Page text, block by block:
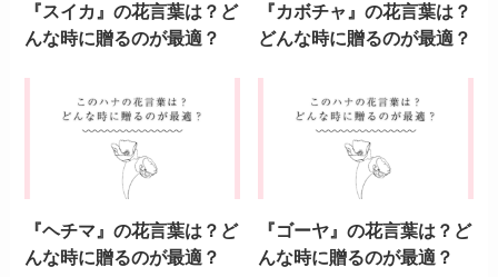
『スイカ』の花言葉は？ど
んな時に贈るのが最適？
『カボチャ』の花言葉は？
どんな時に贈るのが最適？
『ヘチマ』の花言葉は？ど
んな時に贈るのが最適？
『ゴーヤ』の花言葉は？ど
んな時に贈るのが最適？